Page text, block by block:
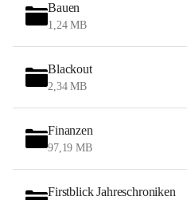
Bauen
1,24 MB
Blackout
2,34 MB
Finanzen
97,19 MB
Firstblick Jahreschroniken